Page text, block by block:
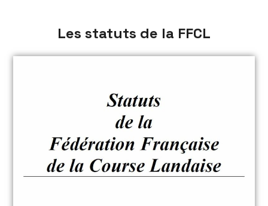
Les statuts de la FFCL